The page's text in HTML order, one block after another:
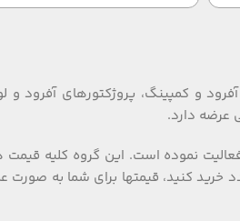
و کمپینگ، پروژکتورهای آفرود و
عرضه دارد.
نموده است. این گروه کلیه قیمت
ای و بازرگانی را گارانتی می نماید. همکاران گرامی، در صورتی که از هر کالا بیش از ۵ عدد خرید کنید، قیمتها برای شما